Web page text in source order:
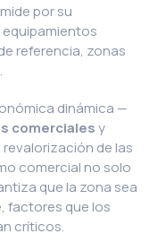
por su
equipamientos
referencia, zonas
dinámica —
comercialesy
de las
comercial no solo
que la zona sea
factores que los
críticos.